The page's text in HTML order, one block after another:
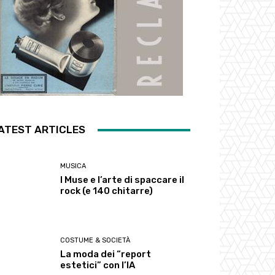
ARTICLES
MUSICA
I Muse e l’arte di spaccare il
rock (e 140 chitarre)
COSTUME & SOCIETÀ
La moda dei “report
estetici” con l’IA